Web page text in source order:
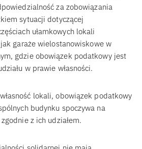
za zobowiązania
sytuacji dotyczącej
ułamkowych lokali
garaże wielostanowiskowe w
gdzie obowiązek podatkowy jest
w prawie własności.
lokali, obowiązek podatkowy
budynku spoczywa na
z ich udziałem.